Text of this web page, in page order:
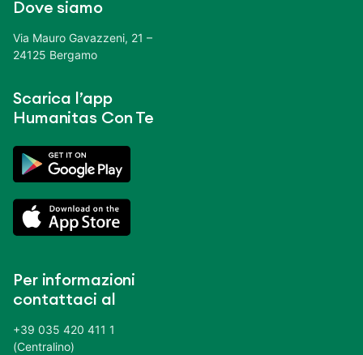
Dove siamo
Via Mauro Gavazzeni, 21 –
24125 Bergamo
Scarica l’app
Humanitas Con Te
Per informazioni
contattaci al
+39 035 420 411 1
(Centralino)